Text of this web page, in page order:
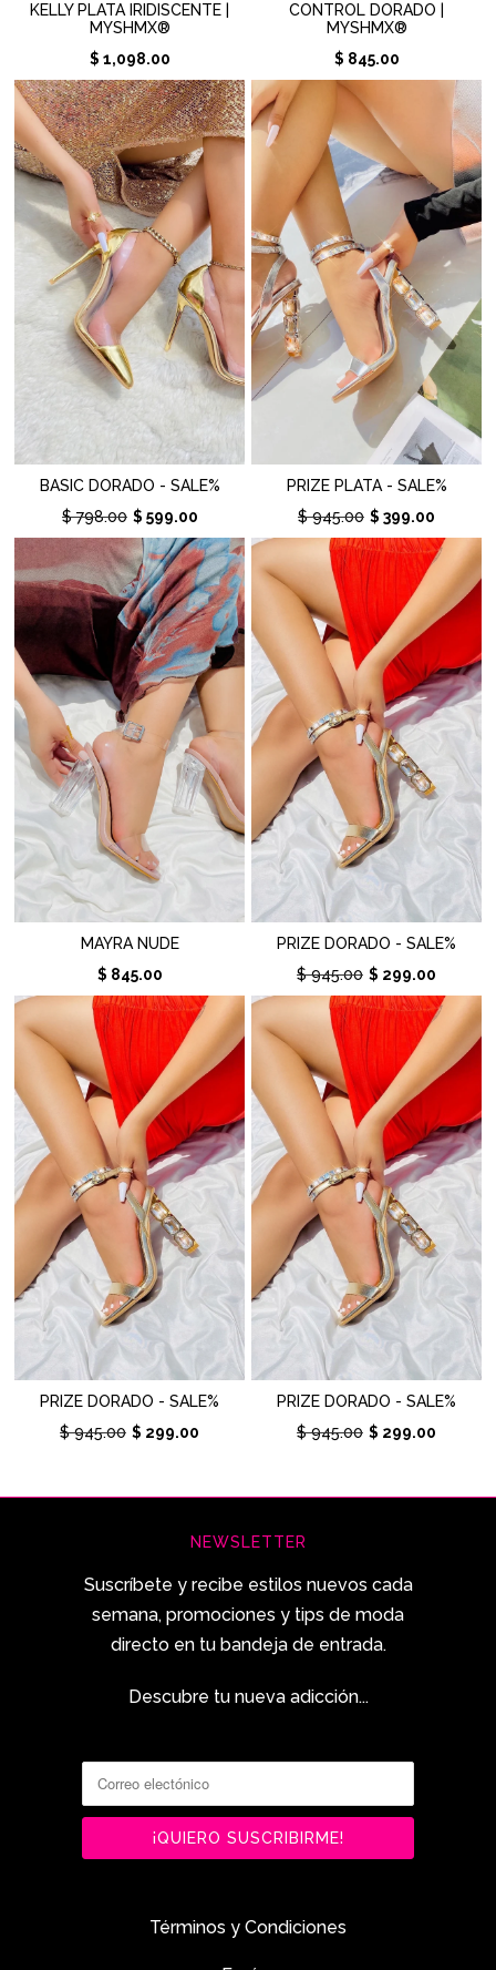
KELLY PLATA IRIDISCENTE |
MYSHMX®
$ 1,098.00
CONTROL DORADO |
MYSHMX®
$ 845.00
BASIC DORADO - SALE%
$ 798.00 $ 599.00
PRIZE PLATA - SALE%
$ 945.00 $ 399.00
MAYRA NUDE
$ 845.00
PRIZE DORADO - SALE%
$ 945.00 $ 299.00
PRIZE DORADO - SALE%
$ 945.00 $ 299.00
PRIZE DORADO - SALE%
$ 945.00 $ 299.00
NEWSLETTER
Suscríbete y recibe estilos nuevos cada
semana, promociones y tips de moda
directo en tu bandeja de entrada.
Descubre tu nueva adicción...
Términos y Condiciones